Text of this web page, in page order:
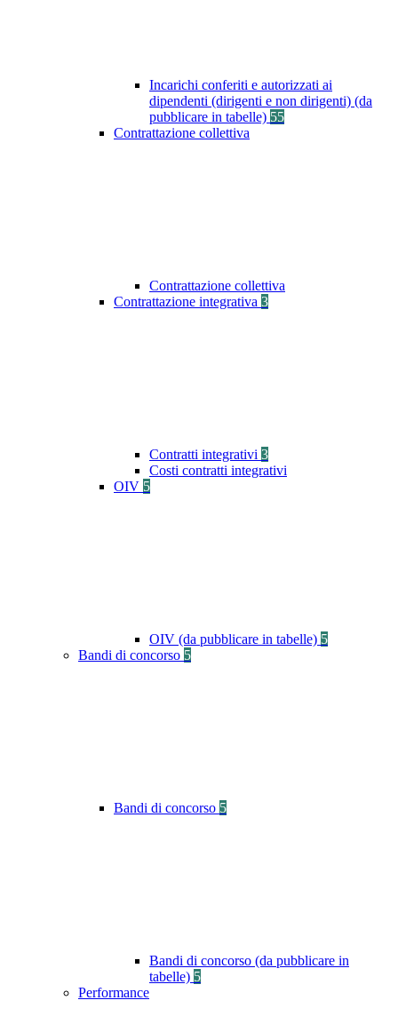
Incarichi conferiti e autorizzati ai
dipendenti (dirigenti e non dirigenti) (da
pubblicare in tabelle) 55
Contrattazione collettiva
Contrattazione collettiva
Contrattazione integrativa 3
Contratti integrativi 3
Costi contratti integrativi
OIV 5
OIV (da pubblicare in tabelle) 5
Bandi di concorso 5
Bandi di concorso 5
Bandi di concorso (da pubblicare in
tabelle) 5
Performance